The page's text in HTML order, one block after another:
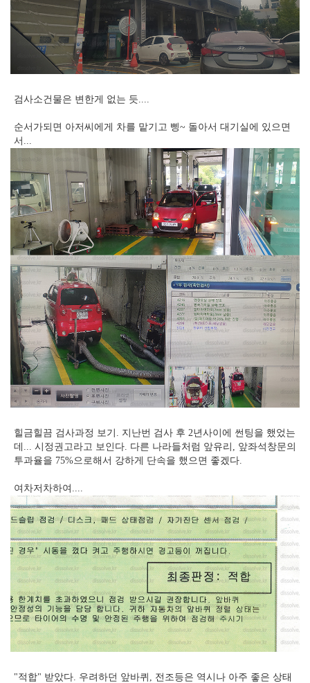
검사소건물은 변한게 없는 듯....
순서가되면 아저씨에게 차를 맡기고 삥~ 돌아서 대기실에 있으면
서...
힐금힐끔 검사과정 보기. 지난번 검사 후 2년사이에 썬팅을 했었는
데... 시정권고라고 보인다. 다른 나라들처럼 앞유리, 앞좌석창문의
투과율을 75%으로해서 강하게 단속을 했으면 좋겠다.
여차저차하여....
"적합" 받았다. 우려하던 앞바퀴, 전조등은 역시나 아주 좋은 상태